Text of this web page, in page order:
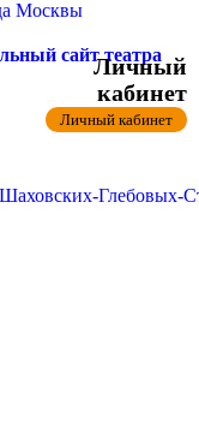
Москвы
сайт театра
Шаховских-
Личный
кабинет
Личный кабинет